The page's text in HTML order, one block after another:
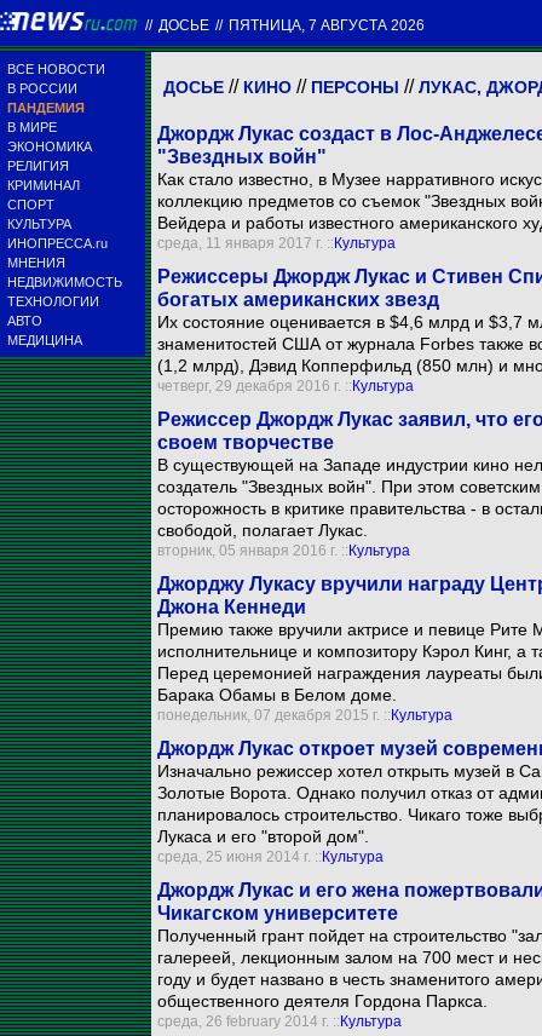
// ДОСЬЕ // ПЯТНИЦА, 7 АВГУСТА 2026
ВСЕ НОВОСТИ
В РОССИИ
ПАНДЕМИЯ
В МИРЕ
ЭКОНОМИКА
РЕЛИГИЯ
КРИМИНАЛ
СПОРТ
КУЛЬТУРА
ИНОПРЕССА.ru
МНЕНИЯ
НЕДВИЖИМОСТЬ
ТЕХНОЛОГИИ
АВТО
МЕДИЦИНА
ДОСЬЕ // КИНО // ПЕРСОНЫ //ЛУКАС,
Джордж Лукас создаст в Лос-
"Звездных войн"
Как стало известно, в Музее нарративного
коллекцию предметов со съемок "Звездных
Вейдера и работы известного американского
среда, 11 января 2017 г. :: Культура
Режиссеры Джордж Лукас и Стивен
богатых американских звезд
Их состояние оценивается в $4,6 млрд и $3,7
знаменитостей США от журнала Forbes
(1,2 млрд), Дэвид Копперфильд (850 млн) и
четверг, 29 декабря 2016 г. :: Культура
Режиссер Джордж Лукас заявил, что
своем творчестве
В существующей на Западе индустрии кино
создатель "Звездных войн". При этом
осторожность в критике правительства - в
свободой, полагает Лукас.
вторник, 05 января 2016 г. :: Культура
Джорджу Лукасу вручили награду
Джона Кеннеди
Премию также вручили актрисе и певице
исполнительнице и композитору Кэрол Кинг,
Перед церемонией награждения лауреаты
Барака Обамы в Белом доме.
понедельник, 07 декабря 2015 г. :: Культура
Джордж Лукас откроет музей
Изначально режиссер хотел открыть музей в
Золотые Ворота. Однако получил отказ от
планировалось строительство. Чикаго тоже
Лукаса и его "второй дом".
среда, 25 июня 2014 г. :: Культура
Джордж Лукас и его жена
Чикагском университете
Полученный грант пойдет на строительство
галереей, лекционным залом на 700 мест и
году и будет названо в честь знаменитого
общественного деятеля Гордона Паркса.
среда, 26 february 2014 г. :: Культура